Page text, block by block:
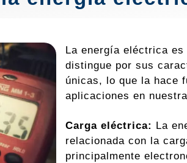
La energía eléctrica
distingue por sus
únicas, lo que la hace
aplicaciones en
Carga eléctrica: La
relacionada con la
principalmente